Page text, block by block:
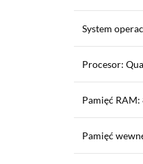
System
Procesor:
Pamięć RAM:
Pamięć